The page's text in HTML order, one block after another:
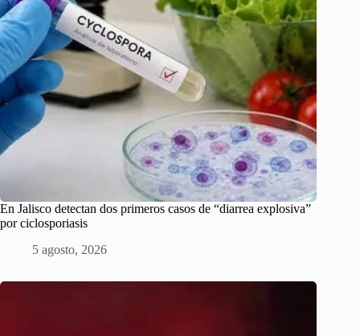
En Jalisco detectan dos primeros casos de “diarrea explosiva”
por ciclosporiasis
5 agosto, 2026